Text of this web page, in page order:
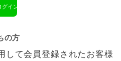
イン
の方
して会員登録されたお客様